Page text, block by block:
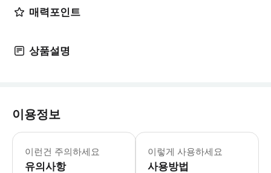
매력포인트
상품설명
이용정보
이런건 주의하세요
유의사항
* 오후 투어는 보통 오전 투어만큼 붐
이렇게 사용하세요
사용방법